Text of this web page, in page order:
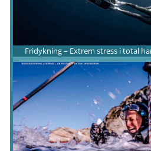
Fridykning – Extrem stress i total